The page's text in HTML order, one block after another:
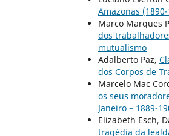
Amazonas
Marco Marques
dos
mutualismo
Adalberto Paz,
dos Corpos de
Marcelo Mac
os seus
Janeiro – 1889-
Elizabeth Esch,
tragédia da